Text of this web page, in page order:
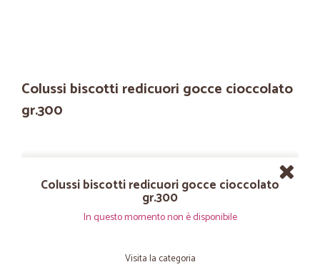
Colussi biscotti redicuori gocce cioccolato
gr.300
Colussi biscotti redicuori gocce cioccolato
gr.300
In questo momento non è disponibile
Visita la categoria